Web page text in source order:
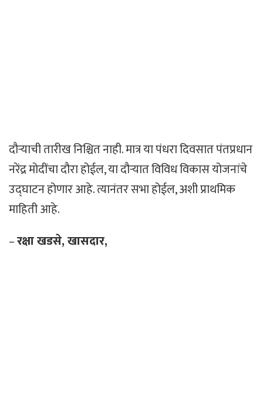
दौऱ्याची तारीख निश्चित नाही. मात्र या पंधरा दिवसात पंतप्रधान
नरेंद्र मोदींचा दौरा होईल, या दौऱ्यात विविध विकास योजनांचे
उद्घाटन होणार आहे. त्यानंतर सभा होईल, अशी प्राथमिक
माहिती आहे.
–रक्षा खडसे, खासदार,